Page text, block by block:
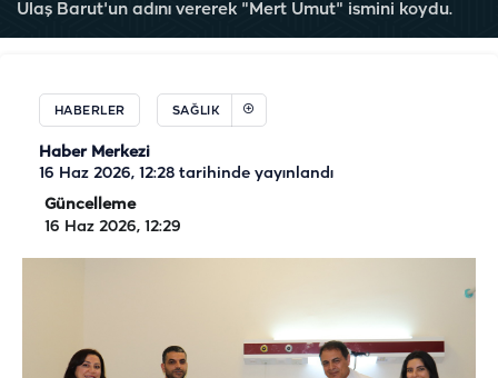
Ulaş Barut'un adını vererek "Mert Umut" ismini koydu.
HABERLER SAĞLIK
Haber Merkezi
16 Haz 2026, 12:28 tarihinde yayınlandı
Güncelleme
16 Haz 2026, 12:29